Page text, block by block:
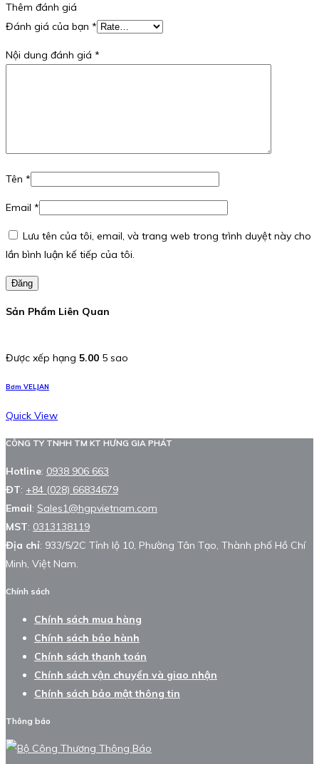
Thêm đánh giá
Đánh giá của bạn *
Nội dung đánh giá *
Tên *
Email *
Lưu tên của tôi, email, và trang web trong trình duyệt này cho
lần bình luận kế tiếp của tôi.
Đăng
Sản Phẩm Liên Quan
Được xếp hạng 5.00 5 sao
Bơm VELJAN
Quick View
CÔNG TY TNHH TM KT HƯNG GIA PHÁT
Hotline: 0938 906 663
ĐT: +84 (028) 66834679
Email: Sales1@hgpvietnam.com
MST: 0313138119
Địa chỉ: 933/5/2C Tỉnh lộ 10, Phường Tân Tạo, Thành phố Hồ Chí
Minh, Việt Nam.
Chính sách
Chính sách mua hàng
Chính sách bảo hành
Chính sách thanh toán
Chính sách vận chuyển và giao nhận
Chính sách bảo mật thông tin
Thông báo